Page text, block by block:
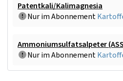
Patentkali/Kalimagnesia
Nur im Abonnement
Ammoniumsulfatsalpeter
Nur im Abonnement